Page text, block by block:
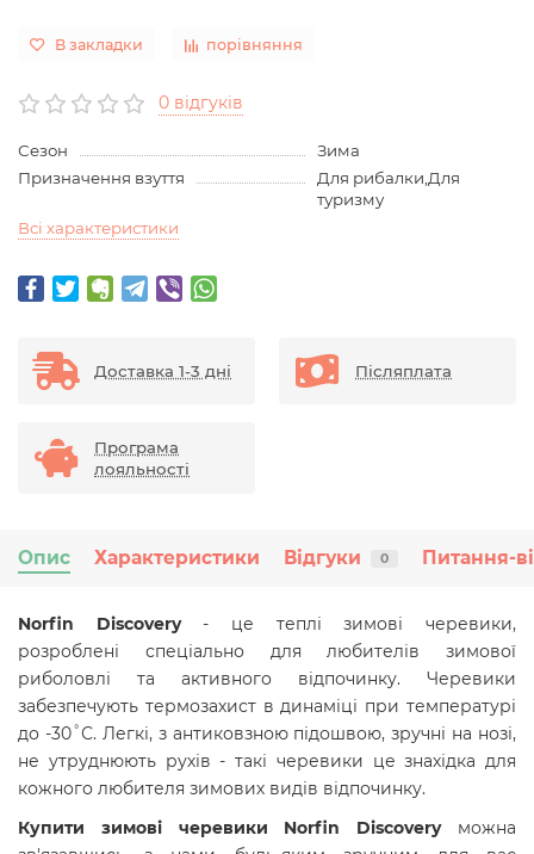
В закладки порівняння
0 відгуків
Сезон
Зима
Призначення взуття
Для рибалки,Для
туризму
Всі характеристики
Доставка 1-3 дні Післяплата
Програма
лояльності
Опис Характеристики Відгуки 0 Питання-
Norfin Discovery- це теплі зимові черевики,
розроблені спеціально для любителів зимової
риболовлі та активного відпочинку. Черевики
забезпечують термозахист в динаміці при температурі
до -30˚С. Легкі, з антиковзною підошвою, зручні на нозі,
не утруднюють рухів - такі черевики це знахідка для
кожного любителя зимових видів відпочинку.
Купити зимові черевики Norfin Discovery можна